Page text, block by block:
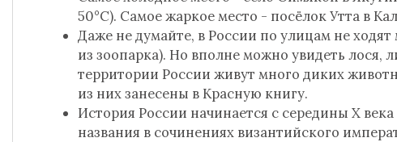
50°С). Самое жаркое место - посёлок Утта в
Даже не думайте, в России по улицам не
из зоопарка). Но вполне можно увидеть лося,
территории России живут много диких
из них занесены в Красную книгу.
История России начинается с середины Х
названия в сочинениях византийского